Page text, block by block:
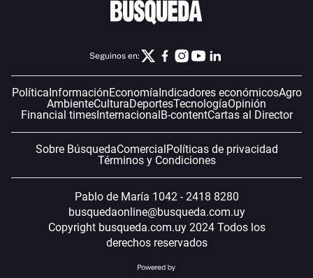
Seguinos en:
PolíticaInformaciónEconomíaIndicadores económicosAgro
AmbienteCulturaDeportesTecnologíaOpinión
Financial timesInternacionalB-contentCartas al Director
Sobre BúsquedaComercialPolíticas de privacidad
Términos y Condiciones
Pablo de María 1042 - 2418 8280
busquedaonline@busqueda.com.uy
Copyright busqueda.com.uy 2024 Todos los
derechos reservados